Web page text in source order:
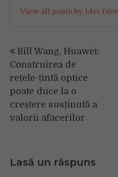
View all posts by Idei
în
articole
Bill Wang, Huawei:
Construirea de
rețele-țintă optice
poate duce la o
creștere susținută a
valorii afacerilor
Lasă un răspuns